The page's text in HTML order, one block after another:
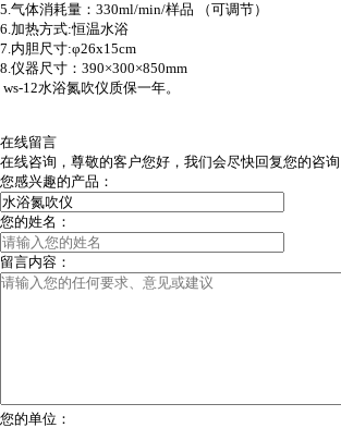
5.气体消耗量： 330ml/min/样品 （可调节）
6.加热方式:恒温水浴
7.内胆尺寸:φ26x15cm
8.仪器尺寸： 390×300×850mm
ws-12水浴氮吹仪质保一年。
在线留言
在线咨询，尊敬的客户您好，我们会尽快回复您的咨询
您感兴趣的产品：
您的姓名：
留言内容：
您的单位：